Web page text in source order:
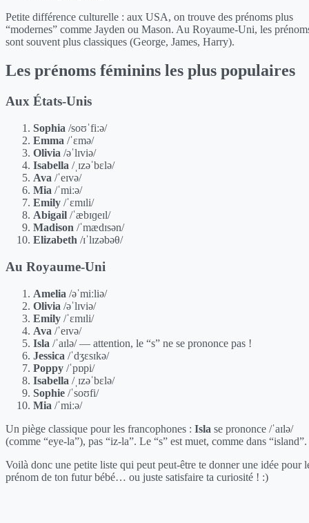
Petite différence culturelle : aux USA, on trouve des prénoms plus
“modernes” comme Jayden ou Mason. Au Royaume-Uni, les
sont souvent plus classiques (George, James, Harry).
Les prénoms féminins les plus populaires
Aux États-Unis
Sophia /soʊˈfiːə/
Emma /ˈɛmə/
Olivia /əˈlɪviə/
Isabella /ˌɪzəˈbɛlə/
Ava /ˈeɪvə/
Mia /ˈmiːə/
Emily /ˈɛmɪli/
Abigail /ˈæbɪɡeɪl/
Madison /ˈmædɪsən/
Elizabeth /ɪˈlɪzəbəθ/
Au Royaume-Uni
Amelia /əˈmiːliə/
Olivia /əˈlɪviə/
Emily /ˈɛmɪli/
Ava /ˈeɪvə/
Isla /ˈaɪlə/ — attention, le “s” ne se prononce pas !
Jessica /ˈdʒɛsɪkə/
Poppy /ˈpɒpi/
Isabella /ˌɪzəˈbɛlə/
Sophie /ˈsoʊfi/
Mia /ˈmiːə/
Un piège classique pour les francophones : Isla se prononce /ˈaɪlə/
(comme “eye-la”), pas “iz-la”. Le “s” est muet, comme dans “island”.
Voilà donc une petite liste qui peut peut-être te donner une idée pour
prénom de ton futur bébé… ou juste satisfaire ta curiosité ! :)